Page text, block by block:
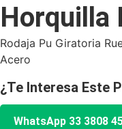
Horquilla
Rodaja Pu Giratoria
Acero
¿Te Interesa Este
WhatsApp 33 3808